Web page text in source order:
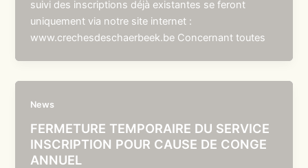
suivi des inscriptions déjà existantes se feront
uniquement via notre site internet :
www.crechesdeschaerbeek.be Concernant toutes
News
FERMETURE TEMPORAIRE DU SERVICE
INSCRIPTION POUR CAUSE DE CONGE
ANNUEL